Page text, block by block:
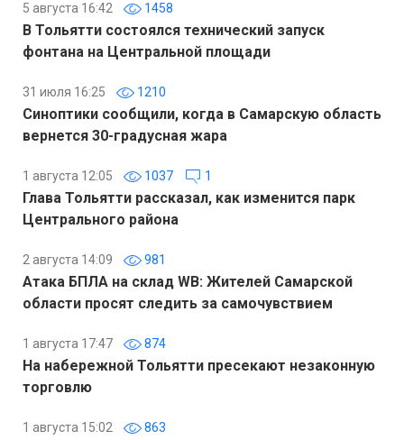
5 августа 16:42 1458
В Тольятти состоялся технический запуск
фонтана на Центральной площади
31 июля 16:25 1210
Синоптики сообщили, когда в Самарскую область
вернется 30-градусная жара
1 августа 12:05 1037 1
Глава Тольятти рассказал, как изменится парк
Центрального района
2 августа 14:09 981
Атака БПЛА на склад WB: Жителей Самарской
области просят следить за самочувствием
1 августа 17:47 874
На набережной Тольятти пресекают незаконную
торговлю
1 августа 15:02 863